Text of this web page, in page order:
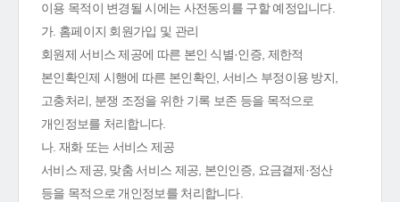
이용 목적이 변경될 시에는 사전동의를 구할 예정입니다.
가. 홈페이지 회원가입 및 관리
회원제 서비스 제공에 따른 본인 식별·인증, 제한적
본인확인제 시행에 따른 본인확인, 서비스 부정이용 방지,
고충처리, 분쟁 조정을 위한 기록 보존 등을 목적으로
개인정보를 처리합니다.
나. 재화 또는 서비스 제공
서비스 제공, 맞춤 서비스 제공, 본인인증, 요금결제·정산
등을 목적으로 개인정보를 처리합니다.